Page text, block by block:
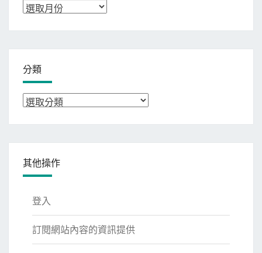
彙
分類
分
其他操作
登入
訂閱網站內容的資訊提供